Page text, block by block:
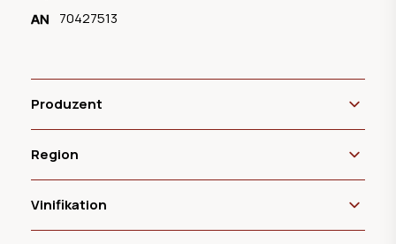
70427513
Produzent
Region
Vinifikation